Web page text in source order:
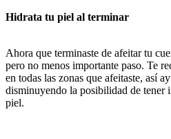
Hidrata tu piel al terminar
Ahora que terminaste de afeitar tu
pero no menos importante paso. Te
en todas las zonas que afeitaste, así
disminuyendo la posibilidad de tener
piel.